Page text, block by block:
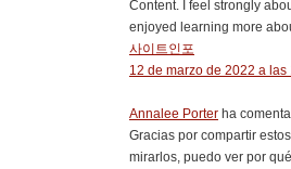
Content. I feel strongly
enjoyed learning more
사이트인포
12 de marzo de 2022 a las
Annalee Porter ha
Gracias por compartir
mirarlos, puedo ver por